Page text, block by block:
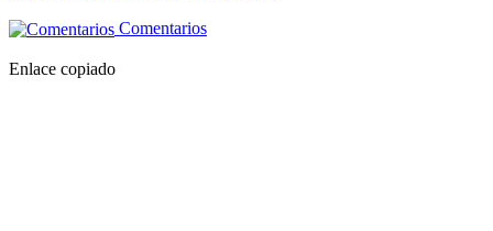
Comentarios
Enlace copiado